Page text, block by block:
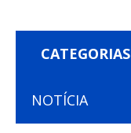
CATEGORIAS
NOTÍCIA